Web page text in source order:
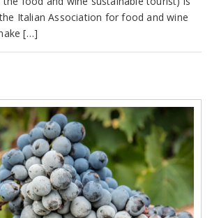
Italian Association for food and wine
[…]